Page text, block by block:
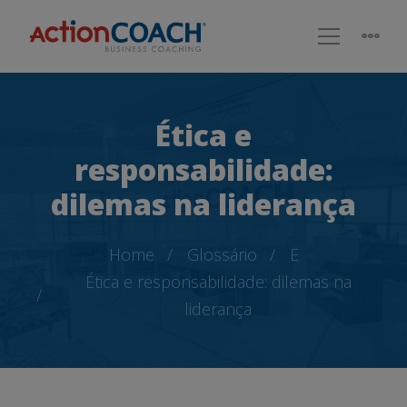
Ética e
responsabilidade:
dilemas na liderança
Home Glossário
E
Ética e responsabilidade: dilemas na
liderança